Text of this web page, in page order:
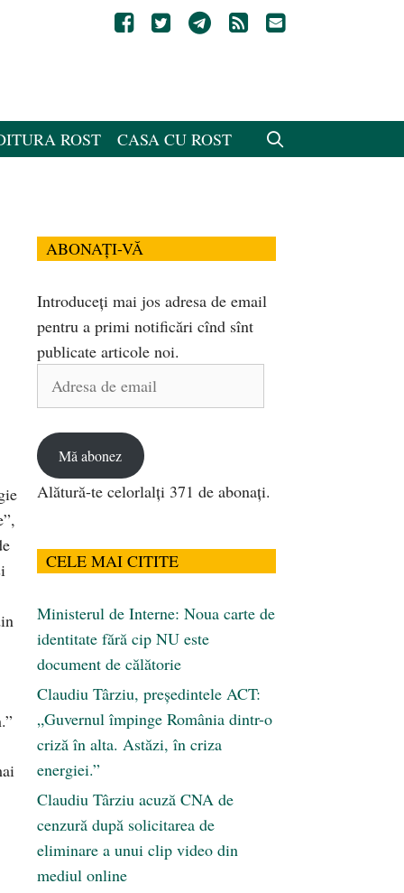
ROST CASA CU ROST
ABONAȚI-VĂ
Introduceți mai jos adresa de email
pentru a primi notificări cînd sînt
publicate articole noi.
Adresa
Mă abonez
Alătură-te celorlalți 371 de abonați.
CELE MAI CITITE
Ministerul de Interne: Noua carte de
identitate fără cip NU este
document de călătorie
Claudiu Târziu, președintele ACT:
„Guvernul împinge România dintr-o
criză în alta. Astăzi, în criza
energiei.”
Claudiu Târziu acuză CNA de
cenzură după solicitarea de
eliminare a unui clip video din
mediul online